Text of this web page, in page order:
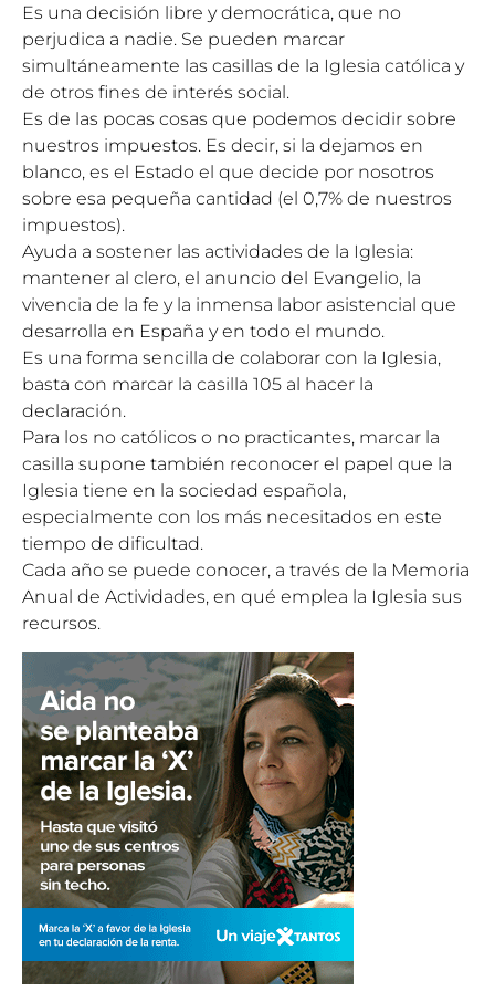
Es una decisión libre y democrática, que no
perjudica a nadie. Se pueden marcar
simultáneamente las casillas de la Iglesia católica y
de otros fines de interés social.
Es de las pocas cosas que podemos decidir sobre
nuestros impuestos. Es decir, si la dejamos en
blanco, es el Estado el que decide por nosotros
sobre esa pequeña cantidad (el 0,7% de nuestros
impuestos).
Ayuda a sostener las actividades de la Iglesia:
mantener al clero, el anuncio del Evangelio, la
vivencia de la fe y la inmensa labor asistencial que
desarrolla en España y en todo el mundo.
Es una forma sencilla de colaborar con la Iglesia,
basta con marcar la casilla 105 al hacer la
declaración.
Para los no católicos o no practicantes, marcar la
casilla supone también reconocer el papel que la
Iglesia tiene en la sociedad española,
especialmente con los más necesitados en este
tiempo de dificultad.
Cada año se puede conocer, a través de la Memoria
Anual de Actividades, en qué emplea la Iglesia sus
recursos.